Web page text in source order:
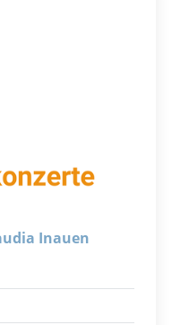
Inauen